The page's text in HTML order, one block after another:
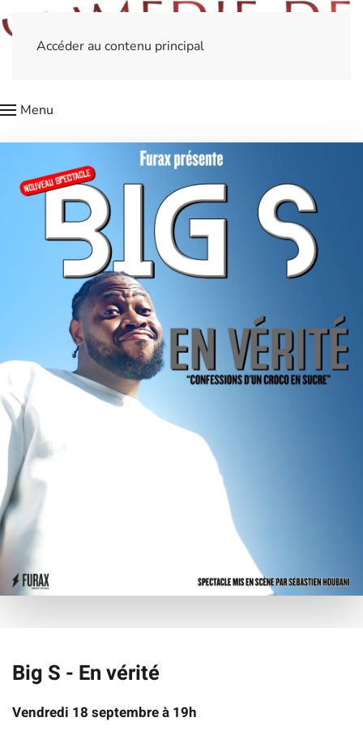
Accéder au contenu principal
Menu
Big S - En vérité
Vendredi 18 septembre à 19h